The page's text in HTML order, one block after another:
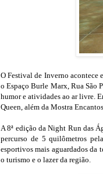
O Festival de Inverno acontece
o Espaço Burle Marx, Rua São
humor e atividades ao ar livre.
Queen, além da Mostra
A 8ª edição da Night Run das
percurso de 5 quilômetros
esportivos mais aguardados
o turismo e o lazer da região.